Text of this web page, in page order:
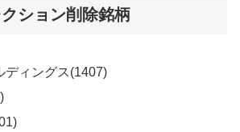
ション削除銘柄
ディングス(1407)